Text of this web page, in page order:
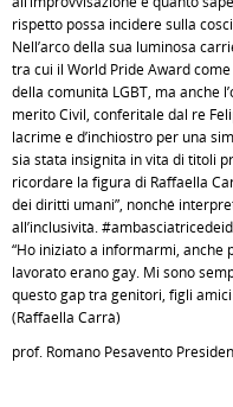
rispetto possa incidere sulla
Nell’arco della sua luminosa
tra cui il World Pride Award
della comunità LGBT, ma anche
merito Civil, conferitale dal re
lacrime e d’inchiostro per una
sia stata insignita in vita di titoli
ricordare la figura di Raffaella
dei diritti umani”, nonché
all’inclusività.
“Ho iniziato a informarmi, anche
lavorato erano gay. Mi sono
questo gap tra genitori, figli
(Raffaella Carrà)
prof. Romano Pesavento